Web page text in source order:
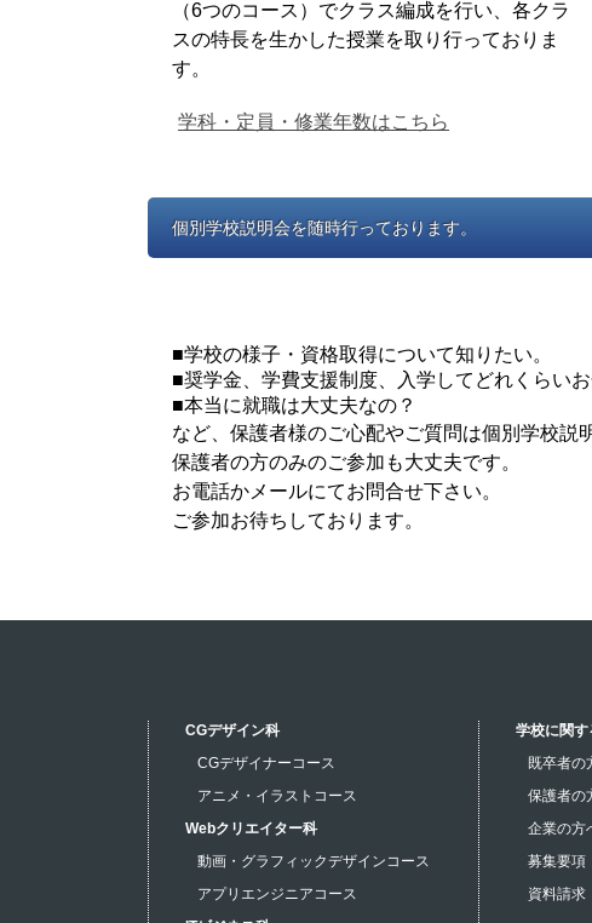
（6つのコース）でクラス編成を行い、各クラ
スの特長を生かした授業を取り行っておりま
す。
学科・定員・修業年数はこちら
個別学校説明会を随時行っております。
■学校の様子・資格取得について知りたい。
■奨学金、学費支援制度、入学してどれくらい
■本当に就職は大丈夫なの？
など、保護者様のご心配やご質問は個別学校説
保護者の方のみのご参加も大丈夫です。
お電話かメールにてお問合せ下さい。
ご参加お待ちしております。
CGデザイン科
CGデザイナーコース
アニメ・イラストコース
Webクリエイター科
動画・グラフィックデザインコース
アプリエンジニアコース
学校に関す
既卒者の
保護者の
企業の方
募集要項
資料請求